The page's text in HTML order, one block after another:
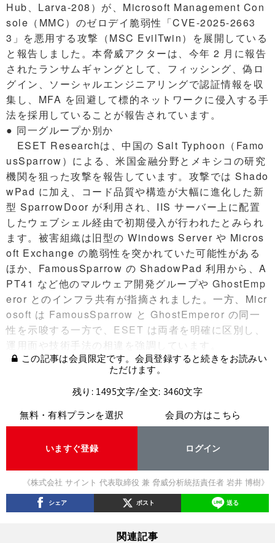
Hub、Larva-208）が、Microsoft Management Con
sole（MMC）のゼロデイ脆弱性「CVE-2025-2663
3」を悪用する攻撃（MSC EvilTwin）を展開している
と報告しました。本脅威アクターは、今年 2 月に報告
されたランサムギャングとして、フィッシング、偽ロ
グイン、ソーシャルエンジニアリングで認証情報を収
集し、MFA を回避して標的ネットワークに侵入する手
法を採用していることが報告されています。
● 同一グループか別か
ESET Researchは、中国の Salt Typhoon（Famo
usSparrow）による、米国金融分野とメキシコの研究
機関を狙った攻撃を報告しています。攻撃では Shado
wPad に加え、コード品質や構造が大幅に進化した新
型 SparrowDoor が利用され、IIS サーバー上に配置
したウェブシェル経由で初期侵入が行われたとみられ
ます。被害組織は旧型の Windows Server や Micros
oft Exchange の脆弱性を突かれていた可能性がある
ほか、FamousSparrow の ShadowPad 利用から、A
PT41 など他のマルウェア開発グループや GhostEmp
eror とのインフラ共有が指摘されました。一方、Micr
osoft は FamousSparrow と GhostEmperor の同一
性を示唆する一方で、ESET は両者を明確に区別し、
運用面や技術手法の相違を強調しています。
この記事は会員限定です。会員登録すると続きをお読みい
ただけます。
残り: 1495文字/全文: 3460文字
無料・有料プランを選択
いますぐ登録
会員の方はこちら
ログイン
《株式会社 サイント 代表取締役 兼 脅威分析統括責任者 岩井 博樹》
シェア ポスト 送る
関連記事